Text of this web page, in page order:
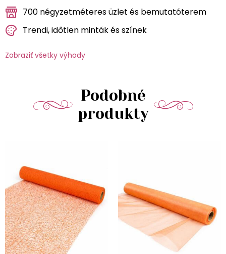
700 négyzetméteres üzlet és bemutatóterem
Trendi, időtlen minták és színek
Zobraziť všetky výhody
Podobné
produkty